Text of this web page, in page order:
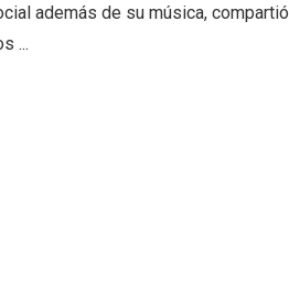
además de su música, compartió
...